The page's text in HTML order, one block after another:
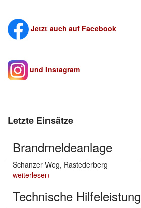
Jetzt auch auf Facebook
und Instagram
Letzte Einsätze
Brandmeldeanlage
Schanzer Weg, Rastederberg
weiterlesen
Technische Hilfeleistung